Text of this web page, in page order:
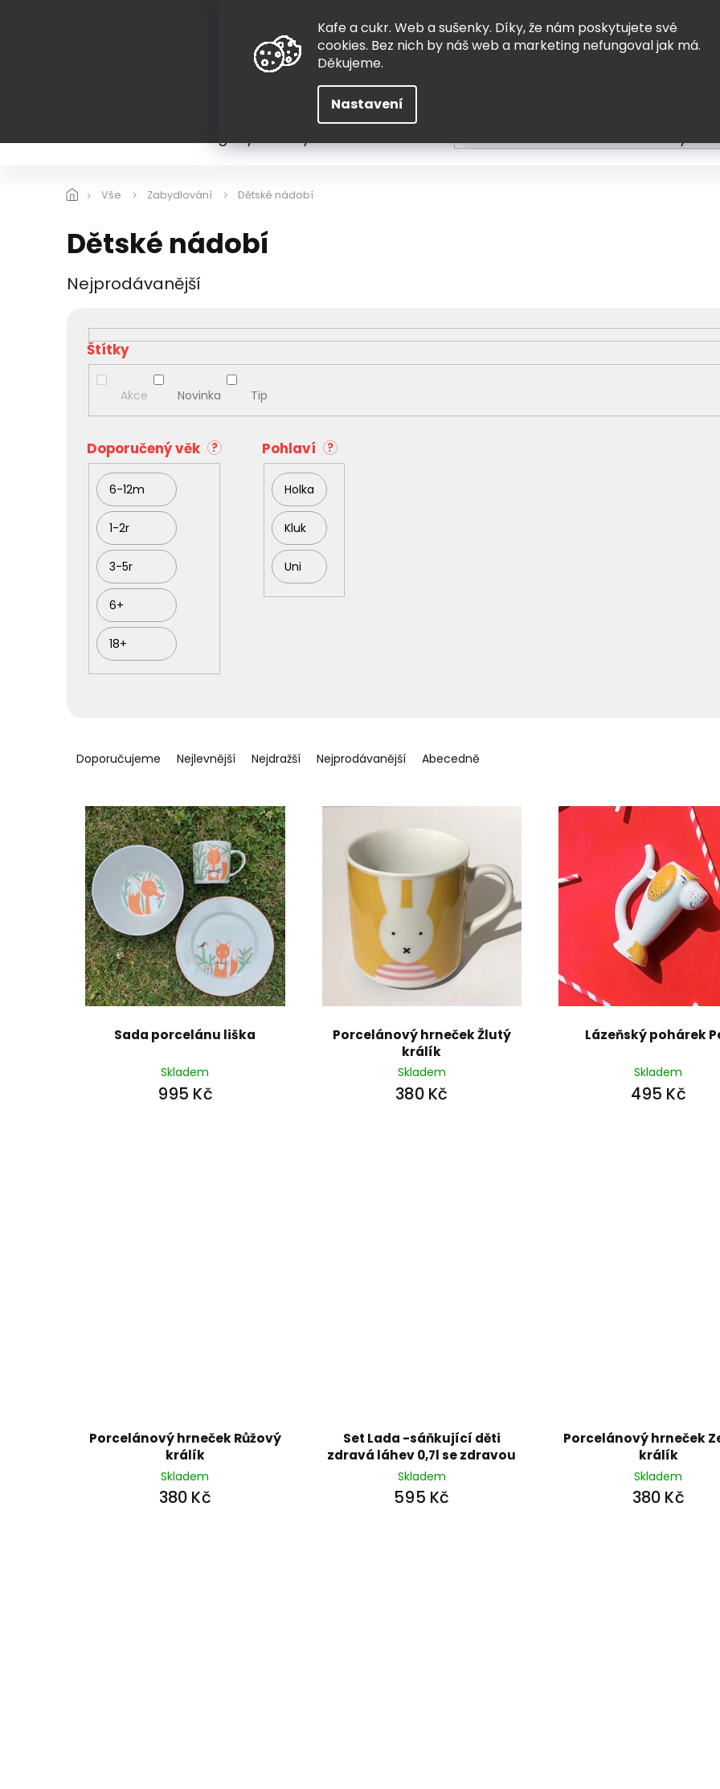
Kafe a cukr. Web a sušenky. Díky, že nám poskytujete své
cookies. Bez nich by náš web a marketing nefungoval jak má.
Děkujeme.
Nastavení
Vše Zabydlování Dětské nádobí
Dětské nádobí
Nejprodávanější
aDoporučujeme Nejlevnější Nejdražší Nejprodávanější Abecedně
Akce Novinka Tip
Doporučený věk ?
6-12m
1-2r
3-5r
6+
18+
Pohlaví ?
Holka
Kluk
Uni
Sada porcelánu liška
Skladem
995 Kč
Porcelánový hrneček Žlutý
králík
Skladem
380 Kč
Lázeňský pohárek
Skladem
495 Kč
Porcelánový hrneček Růžový
králík
Skladem
380 Kč
Set Lada -sáňkující děti
zdravá láhev 0,7l se zdravou
sváčou
Skladem
595 Kč
Porcelánový hrneček
králík
Skladem
380 Kč